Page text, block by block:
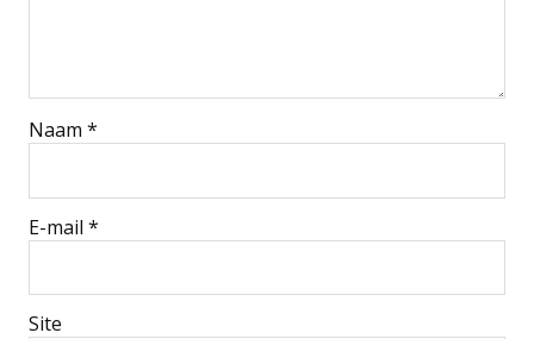
Naam *
E-mail *
Site